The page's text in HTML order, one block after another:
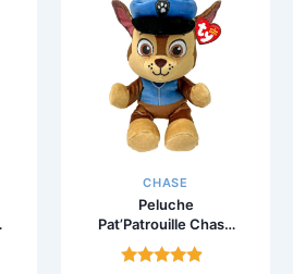
CHASE
Peluche
Pat’Patrouille Chase
15cm à
Collectionner